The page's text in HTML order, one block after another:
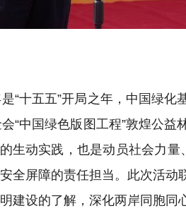
“十五五”开局之年，中国绿化
“中国绿色版图工程”敦煌公益
生动实践，也是动员社会力量
全屏障的责任担当。此次活动
建设的了解，深化两岸同胞同